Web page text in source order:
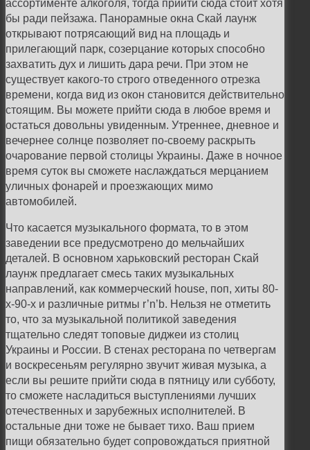
ассортименте алкоголя, тогда прийти сюда стоит хотя
бы ради пейзажа. Панорамные окна Скай лаунж
открывают потрясающий вид на площадь и
прилегающий парк, созерцание которых способно
захватить дух и лишить дара речи. При этом не
существует какого-то строго отведенного отрезка
времени, когда вид из окон становится действительно
стоящим. Вы можете прийти сюда в любое время и
остаться довольны увиденным. Утреннее, дневное и
вечернее солнце позволяет по-своему раскрыть
очарование первой столицы Украины. Даже в ночное
время суток вы сможете наслаждаться мерцанием
уличных фонарей и проезжающих мимо
автомобилей.
Что касается музыкального формата, то в этом
заведении все предусмотрено до мельчайших
деталей. В основном харьковский ресторан Скай
лаунж предлагает смесь таких музыкальных
направлений, как коммерческий house, поп, хиты 80-
х-90-х и различные ритмы r’n’b. Нельзя не отметить
то, что за музыкальной политикой заведения
тщательно следят топовые диджеи из столиц
Украины и России. В стенах ресторана по четвергам
и воскресеньям регулярно звучит живая музыка, а
если вы решите прийти сюда в пятницу или субботу,
то сможете насладиться выступлениями лучших
отечественных и зарубежных исполнителей. В
остальные дни тоже не бывает тихо. Ваш прием
пищи обязательно будет сопровождаться приятной